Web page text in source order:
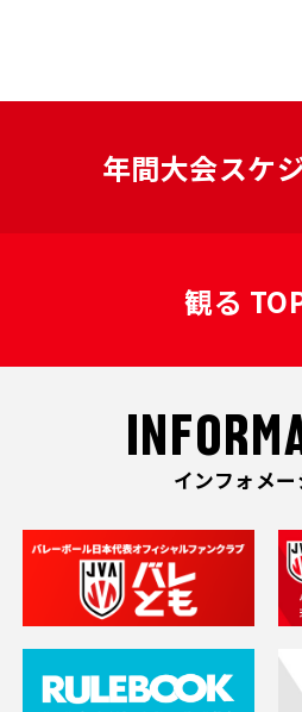
年間大会スケ
観る
インフォメ